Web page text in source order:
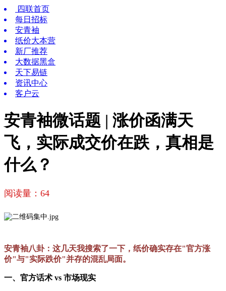
四联首页
每日招标
安青袖
纸价大本营
新厂推荐
大数据黑盒
天下易链
资讯中心
客户云
安青袖微话题 | 涨价函满天
飞，实际成交价在跌，真相是
什么？
阅读量： 64
安青袖八卦：这几天我搜索了一下，纸价确实存在"官方涨
价"与"实际跌价"并存的混乱局面。
一、官方话术 vs 市场现实